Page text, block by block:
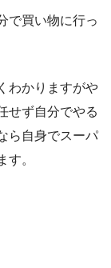
で買い物に行っ
わかりますがや
せず自分でやる
ら自身でスーパ
す。